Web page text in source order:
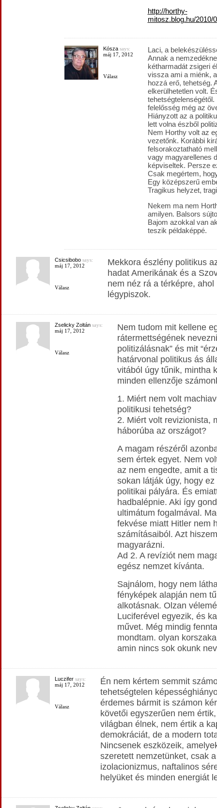
http://horthy-
mitosz.blog.hu/2010/
Kószasays:
máj 17, 2012
Válasz
Laci, a
Annak a
kétharmadát zsigeri
vissza ami a miénk,
hozzá erő, tehetség.
elkerülhetetlen volt.
felelősség még az
Hiányzott az a
lett volna észből
Nem Horthy volt az
vezetőnk. Korábbi
felsorakoztatható
vagy magyarellenes
képviseltek. Persze
Csak megértem,
Egy középszerű
Tragikus helyzet,
Nekem ma nem
amilyen. Balsors
Bajom azokkal van
teszik példaképpé.
Csicsibobosays:
máj 17, 2012
Válasz
Mekkora észlény politikus
hadat Amerikának és a
nem néz rá a térképre,
légypiszok.
Zselicky Zoltánsays:
máj 17, 2012
Válasz
Nem tudom mit kellene
rátermettségének
politizálásnak” és mit
határvonal politikus ás
vitából úgy tűnik, mintha
minden ellenzője
1. Miért nem volt
politikusi tehetség?
2. Miért volt revizionista,
háborúba az országot?
A magam részéről
sem értek egyet. Nem
az nem engedte, amit a
sokan látják úgy, hogy
politikai pályára. És
hadbalépnie. Aki így
ultimátum fogalmával.
fekvése miatt Hitler nem
számításaiból. Azt
magyarázni.
Ad 2. A revíziót nem
egész nemzet kívánta.
Sajnálom, hogy nem
fényképek alapján nem
alkotásnak. Olzan
Luciferével egyezik, és
művet. Még mindig
mondtam. olyan
amin nincs sok okunk
Luczifersays:
máj 17, 2012
Válasz
Én nem kértem semmit
tehetségtelen
érdemes bármit is számon
követői egyszerűen nem
világban élnek, nem értik a
demokráciát, de a modern
Nincsenek eszközeik,
szeretett nemzetünket, csak
izolacionizmus, naftalinos
helyüket és minden energiát